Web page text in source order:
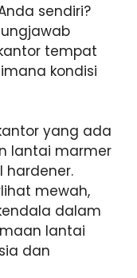
sendiri?
tempat
kondisi
yang ada
lantai marmer
mewah,
dalam
lantai
dan